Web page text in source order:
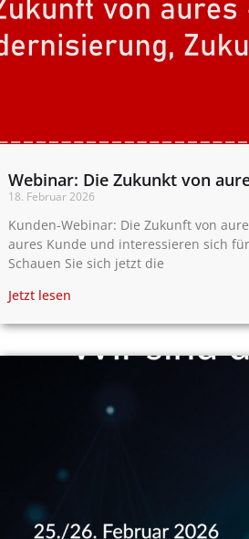
Webinar: Die Zukunkt von
18. Februar 2026
Kunden-Webinar: Die Zukunft von
aures Kunde und interessieren sich
Schauen Sie sich jetzt die
Jetzt lesen